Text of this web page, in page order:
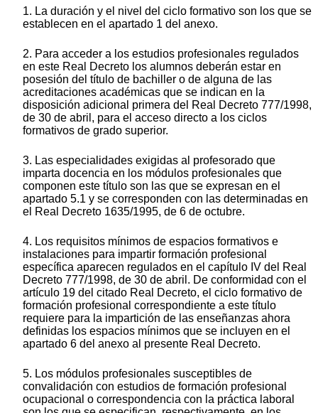
1. La duración y el nivel del ciclo formativo son los que se
establecen en el apartado 1 del anexo.
2. Para acceder a los estudios profesionales regulados
en este Real Decreto los alumnos deberán estar en
posesión del título de bachiller o de alguna de las
acreditaciones académicas que se indican en la
disposición adicional primera del Real Decreto 777/1998,
de 30 de abril, para el acceso directo a los ciclos
formativos de grado superior.
3. Las especialidades exigidas al profesorado que
imparta docencia en los módulos profesionales que
componen este título son las que se expresan en el
apartado 5.1 y se corresponden con las determinadas en
el Real Decreto 1635/1995, de 6 de octubre.
4. Los requisitos mínimos de espacios formativos e
instalaciones para impartir formación profesional
específica aparecen regulados en el capítulo IV del Real
Decreto 777/1998, de 30 de abril. De conformidad con el
artículo 19 del citado Real Decreto, el ciclo formativo de
formación profesional correspondiente a este título
requiere para la impartición de las enseñanzas ahora
definidas los espacios mínimos que se incluyen en el
apartado 6 del anexo al presente Real Decreto.
5. Los módulos profesionales susceptibles de
convalidación con estudios de formación profesional
ocupacional o correspondencia con la práctica laboral